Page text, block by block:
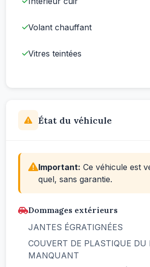
Volant chauffant
Vitres teintées
État du véhicule
Important: Ce véhicule est
quel, sans garantie.
Dommages extérieurs
JANTES ÉGRATIGNÉES
COUVERT DE PLASTIQUE DU
MANQUANT